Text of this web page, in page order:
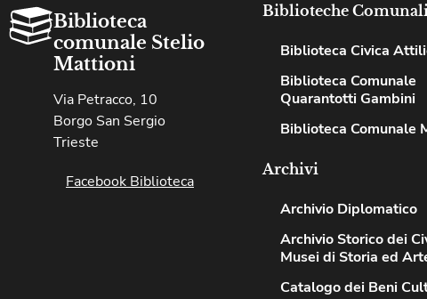
Biblioteca
comunale Stelio
Mattioni
Via Petracco, 10
Borgo San Sergio
Trieste
Facebook Biblioteca
Biblioteche Comunali
Biblioteca Civica
Biblioteca Comunale
Quarantotti Gambini
Biblioteca Comunale
Archivi
Archivio Diplomatico
Archivio Storico dei
Musei di Storia ed
Catalogo dei Beni